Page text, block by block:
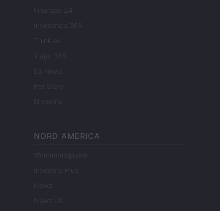
Finanzas 24
Investindo 365
Think.es
Viajar 365
ES Newz
Pet Story
Encocina
NORD AMERICA
Womanmagazine
Investing Plus
Newz
Newz US